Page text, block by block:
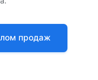
продаж